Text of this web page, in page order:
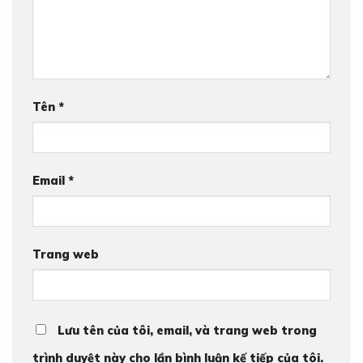
Tên *
Email *
Trang web
Lưu tên của tôi, email, và trang web trong
trình duyệt này cho lần bình luận kế tiếp của tôi.